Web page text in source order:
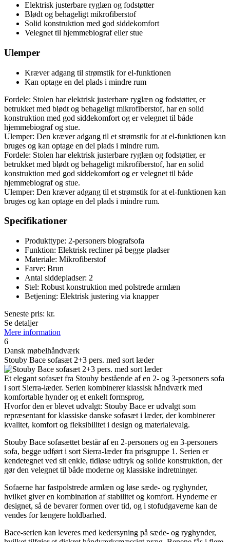
Elektrisk justerbare ryglæn og fodstøtter
Blødt og behageligt mikrofiberstof
Solid konstruktion med god siddekomfort
Velegnet til hjemmebiograf eller stue
Ulemper
Kræver adgang til strømstik for el-funktionen
Kan optage en del plads i mindre rum
Fordele: Stolen har elektrisk justerbare ryglæn og fodstøtter, er
betrukket med blødt og behageligt mikrofiberstof, har en solid
konstruktion med god siddekomfort og er velegnet til både
hjemmebiograf og stue.
Ulemper: Den kræver adgang til et strømstik for at el-funktionen kan
bruges og kan optage en del plads i mindre rum.
Fordele: Stolen har elektrisk justerbare ryglæn og fodstøtter, er
betrukket med blødt og behageligt mikrofiberstof, har en solid
konstruktion med god siddekomfort og er velegnet til både
hjemmebiograf og stue.
Ulemper: Den kræver adgang til et strømstik for at el-funktionen kan
bruges og kan optage en del plads i mindre rum.
Specifikationer
Produkttype: 2-personers biografsofa
Funktion: Elektrisk recliner på begge pladser
Materiale: Mikrofiberstof
Farve: Brun
Antal siddepladser: 2
Stel: Robust konstruktion med polstrede armlæn
Betjening: Elektrisk justering via knapper
Seneste pris: kr.
Se detaljer
Mere information
6
Dansk møbelhåndværk
Stouby Bace sofasæt 2+3 pers. med sort læder
Et elegant sofasæt fra Stouby bestående af en 2- og 3-personers sofa
i sort Sierra-læder. Serien kombinerer klassisk håndværk med
komfortable hynder og et enkelt formsprog.
Hvorfor den er blevet udvalgt: Stouby Bace er udvalgt som
repræsentant for klassiske danske sofasæt i læder, der kombinerer
kvalitet, komfort og fleksibilitet i design og materialevalg.
Stouby Bace sofasættet består af en 2-personers og en 3-personers
sofa, begge udført i sort Sierra-læder fra prisgruppe 1. Serien er
kendetegnet ved sit enkle, tidløse udtryk og solide konstruktion, der
gør den velegnet til både moderne og klassiske indretninger.
Sofaerne har fastpolstrede armlæn og løse sæde- og ryghynder,
hvilket giver en kombination af stabilitet og komfort. Hynderne er
designet, så de bevarer formen over tid, og i stofudgaverne kan de
vendes for længere holdbarhed.
Bace-serien kan leveres med kedersyning på sæde- og ryghynder,